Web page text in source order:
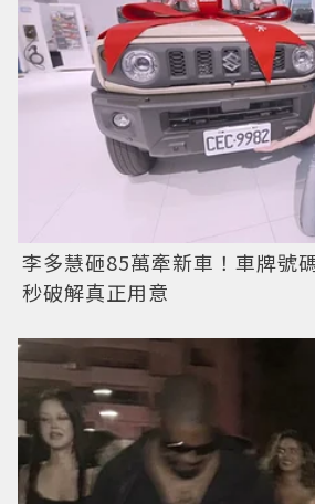
李多慧砸85萬牽新車！車牌號
秒破解真正用意